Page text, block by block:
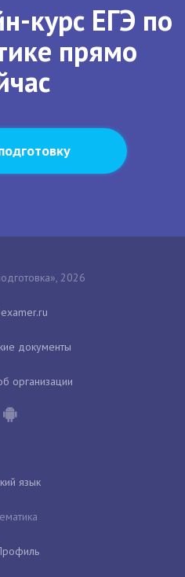
курс ЕГЭ по
прямо
2026
документы
организации
язык